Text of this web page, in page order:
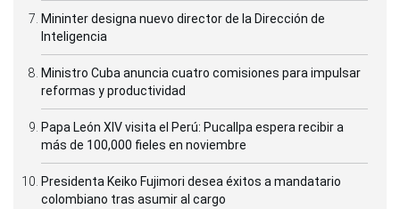
Mininter designa nuevo director de la Dirección de
Inteligencia
Ministro Cuba anuncia cuatro comisiones para impulsar
reformas y productividad
Papa León XIV visita el Perú: Pucallpa espera recibir a
más de 100,000 fieles en noviembre
Presidenta Keiko Fujimori desea éxitos a mandatario
colombiano tras asumir al cargo